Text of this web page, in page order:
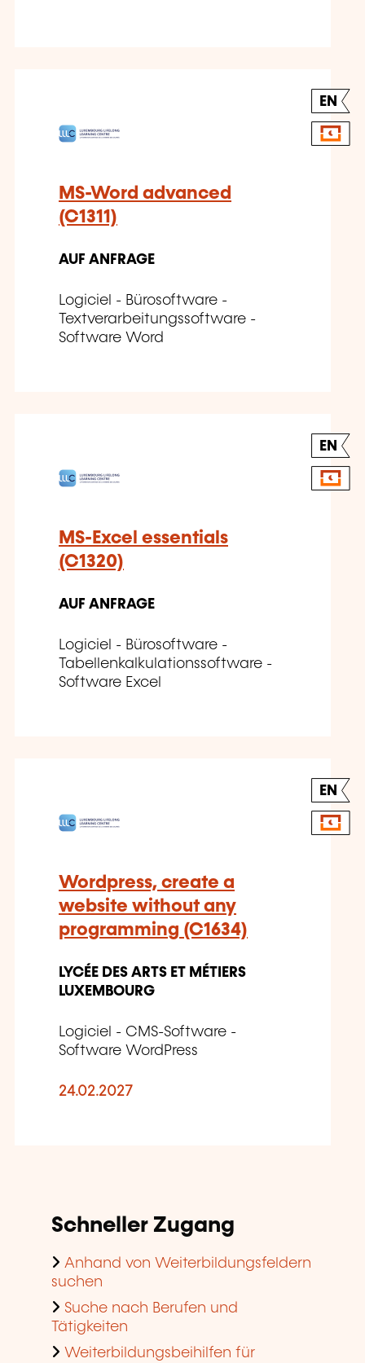
EN
MS-Word advanced
(C1311)
AUF ANFRAGE
Logiciel - Bürosoftware -
Textverarbeitungssoftware -
Software Word
EN
MS-Excel essentials
(C1320)
AUF ANFRAGE
Logiciel - Bürosoftware -
Tabellenkalkulationssoftware -
Software Excel
EN
Wordpress, create a
website without any
programming (C1634)
LYCÉE DES ARTS ET MÉTIERS
LUXEMBOURG
Logiciel - CMS-Software -
Software WordPress
24.02.2027
Schneller Zugang
Anhand von Weiterbildungsfeldern
suchen
Suche nach Berufen und
Tätigkeiten
Weiterbildungsbeihilfen für